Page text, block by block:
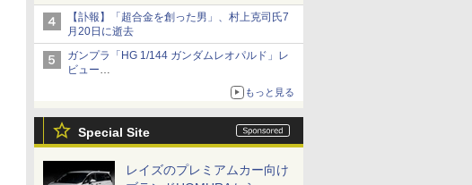
子どもが楽しめるかっぱ寿司ならではの体験と
コラボの楽しさを追求
【訃報】「超合金を創った男」、村上克司氏7
月20日に逝去
ガンプラ「HG 1/144 ガンダムレオパルド」レ
ビュー
『機動新世紀ガンダムX』30周年！インナーア
ームガトリングの変形機構まで再現し最新フォ
もっと見る
Special Site
レイズのプレミアムカー向け